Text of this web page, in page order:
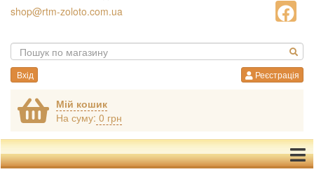
shop@rtm-zoloto.com.ua
Вхід Реєстрація
Мій кошик
На суму: 0 грн